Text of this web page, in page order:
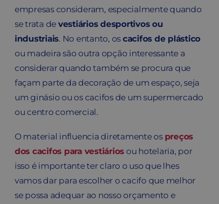
empresas consideram, especialmente quando
se trata de vestiários desportivos ou
industriais. No entanto, os cacifos de plástico
ou madeira são outra opção interessante a
considerar quando também se procura que
façam parte da decoração de um espaço, seja
um ginásio ou os cacifos de um supermercado
ou centro comercial.
O material influencia diretamente os preços
dos cacifos para vestiários ou hotelaria, por
isso é importante ter claro o uso que lhes
vamos dar para escolher o cacifo que melhor
se possa adequar ao nosso orçamento e